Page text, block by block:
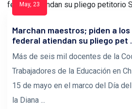
May, 23
Marchan maestros; piden a
federal atiendan su pliego pet
Más de seis mil docentes de la
Trabajadores de la Educación en
15 de mayo en el marco del Día
la Diana ...